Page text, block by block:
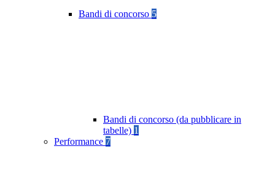
Bandi di concorso 5
Bandi di concorso (da pubblicare in
tabelle) 1
Performance 7